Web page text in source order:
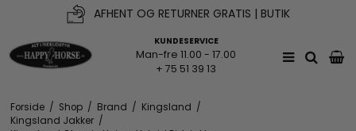
AFHENT OG RETURNER GRATIS | BUTIK
KUNDESERVICE
Man-fre 11.00 - 17.00
+ 75 51 39 13
Forside / Shop / Brand / Kingsland /
Kingsland Jakker /